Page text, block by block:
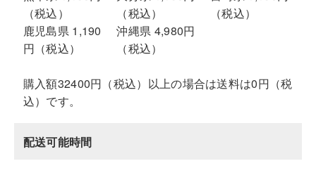
（税込）
（税込）
（税込）
鹿児島県 1,190
円（税込）
沖縄県 4,980円
（税込）
購入額32400円（税込）以上の場合は送料は0円（税
込）です。
配送可能時間